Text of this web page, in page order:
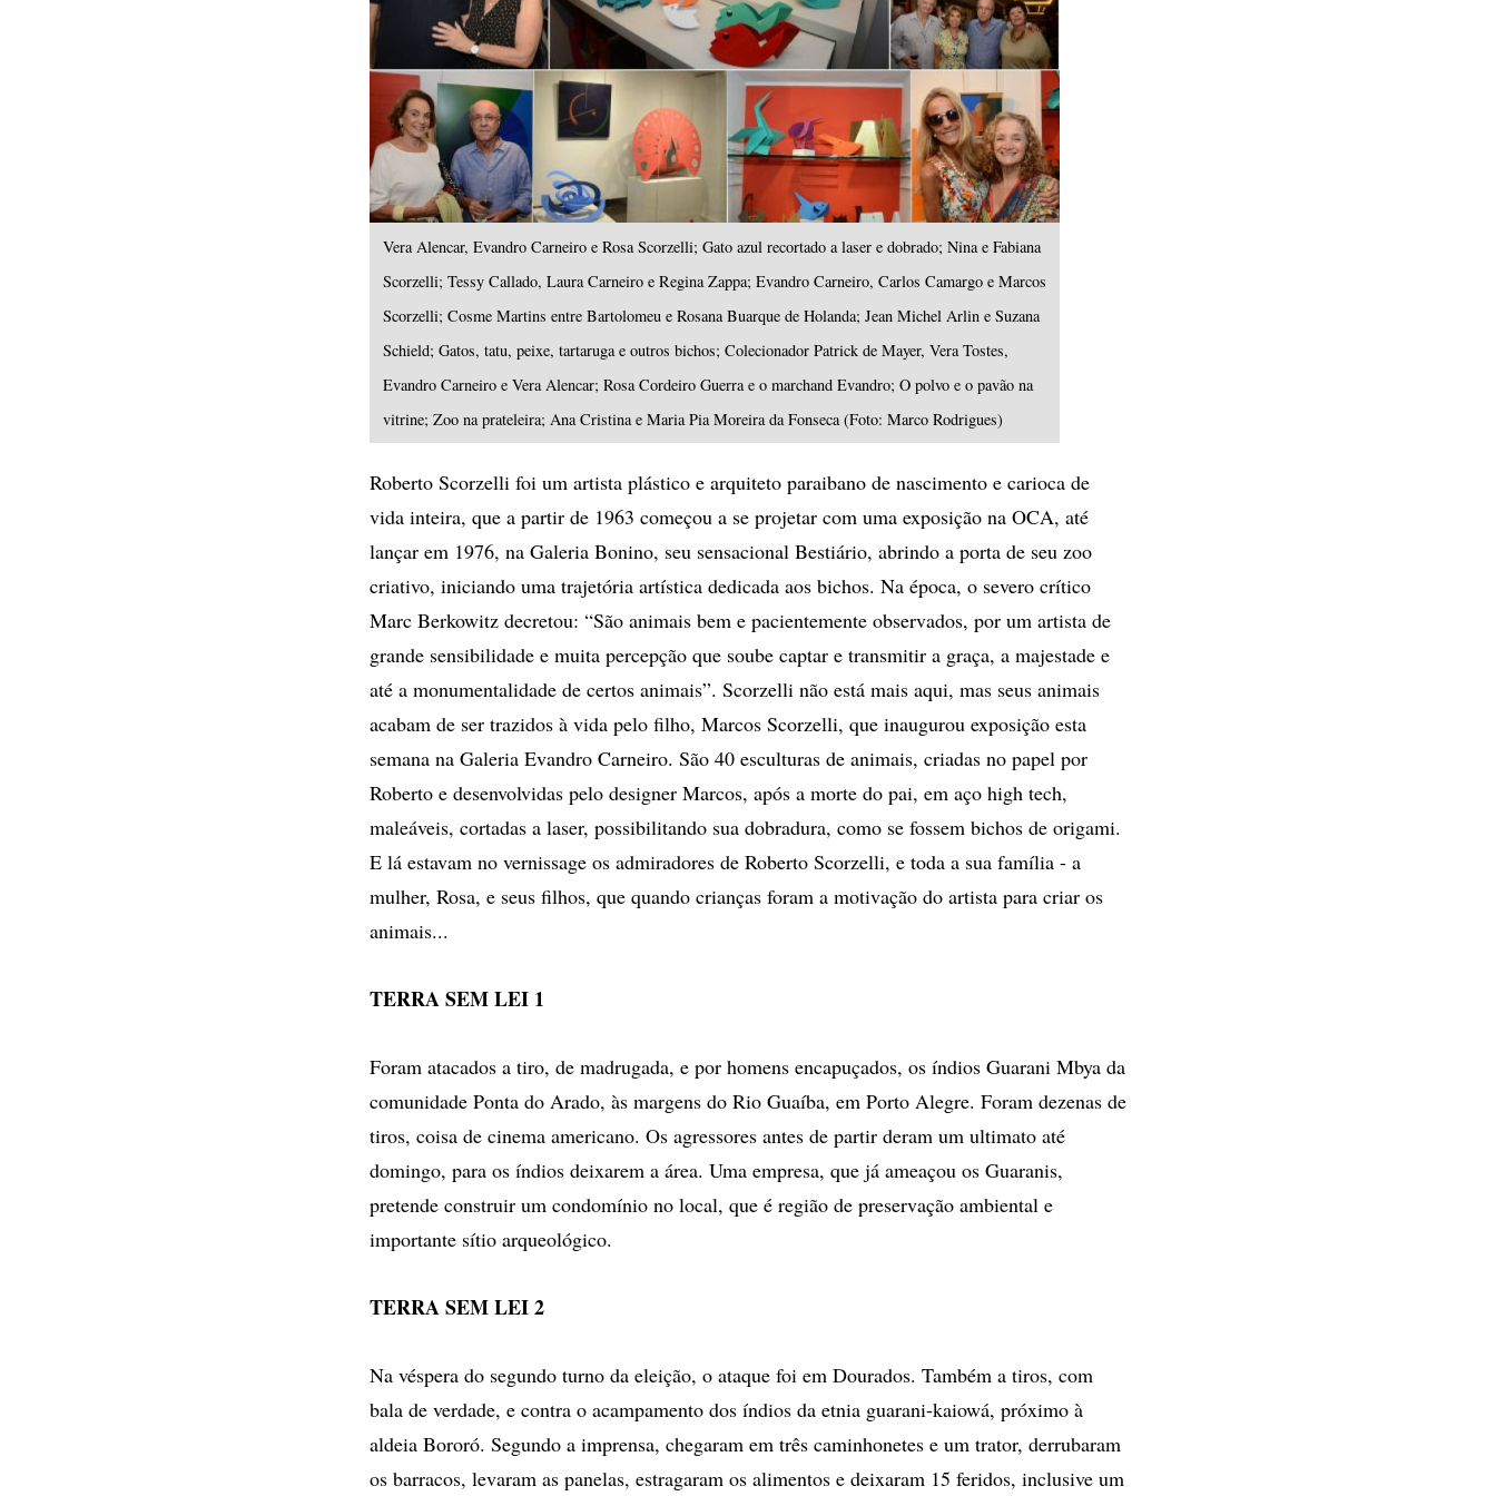
Vera Alencar, Evandro Carneiro e Rosa Scorzelli; Gato azul recortado a laser e dobrado; Nina e Fabiana
Scorzelli; Tessy Callado, Laura Carneiro e Regina Zappa; Evandro Carneiro, Carlos Camargo e Marcos
Scorzelli; Cosme Martins entre Bartolomeu e Rosana Buarque de Holanda; Jean Michel Arlin e Suzana
Schield; Gatos, tatu, peixe, tartaruga e outros bichos; Colecionador Patrick de Mayer, Vera Tostes,
Evandro Carneiro e Vera Alencar; Rosa Cordeiro Guerra e o marchand Evandro; O polvo e o pavão na
vitrine; Zoo na prateleira; Ana Cristina e Maria Pia Moreira da Fonseca (Foto: Marco Rodrigues)
Roberto Scorzelli foi um artista plástico e arquiteto paraibano de nascimento e carioca de
vida inteira, que a partir de 1963 começou a se projetar com uma exposição na OCA, até
lançar em 1976, na Galeria Bonino, seu sensacional Bestiário, abrindo a porta de seu zoo
criativo, iniciando uma trajetória artística dedicada aos bichos. Na época, o severo crítico
Marc Berkowitz decretou: “São animais bem e pacientemente observados, por um artista de
grande sensibilidade e muita percepção que soube captar e transmitir a graça, a majestade e
até a monumentalidade de certos animais”. Scorzelli não está mais aqui, mas seus animais
acabam de ser trazidos à vida pelo filho, Marcos Scorzelli, que inaugurou exposição esta
semana na Galeria Evandro Carneiro. São 40 esculturas de animais, criadas no papel por
Roberto e desenvolvidas pelo designer Marcos, após a morte do pai, em aço high tech,
maleáveis, cortadas a laser, possibilitando sua dobradura, como se fossem bichos de origami.
E lá estavam no vernissage os admiradores de Roberto Scorzelli, e toda a sua família - a
mulher, Rosa, e seus filhos, que quando crianças foram a motivação do artista para criar os
animais...
TERRA SEM LEI 1
Foram atacados a tiro, de madrugada, e por homens encapuçados, os índios Guarani Mbya da
comunidade Ponta do Arado, às margens do Rio Guaíba, em Porto Alegre. Foram dezenas de
tiros, coisa de cinema americano. Os agressores antes de partir deram um ultimato até
domingo, para os índios deixarem a área. Uma empresa, que já ameaçou os Guaranis,
pretende construir um condomínio no local, que é região de preservação ambiental e
importante sítio arqueológico.
TERRA SEM LEI 2
Na véspera do segundo turno da eleição, o ataque foi em Dourados. Também a tiros, com
bala de verdade, e contra o acampamento dos índios da etnia guarani-kaiowá, próximo à
aldeia Bororó. Segundo a imprensa, chegaram em três caminhonetes e um trator, derrubaram
os barracos, levaram as panelas, estragaram os alimentos e deixaram 15 feridos, inclusive um